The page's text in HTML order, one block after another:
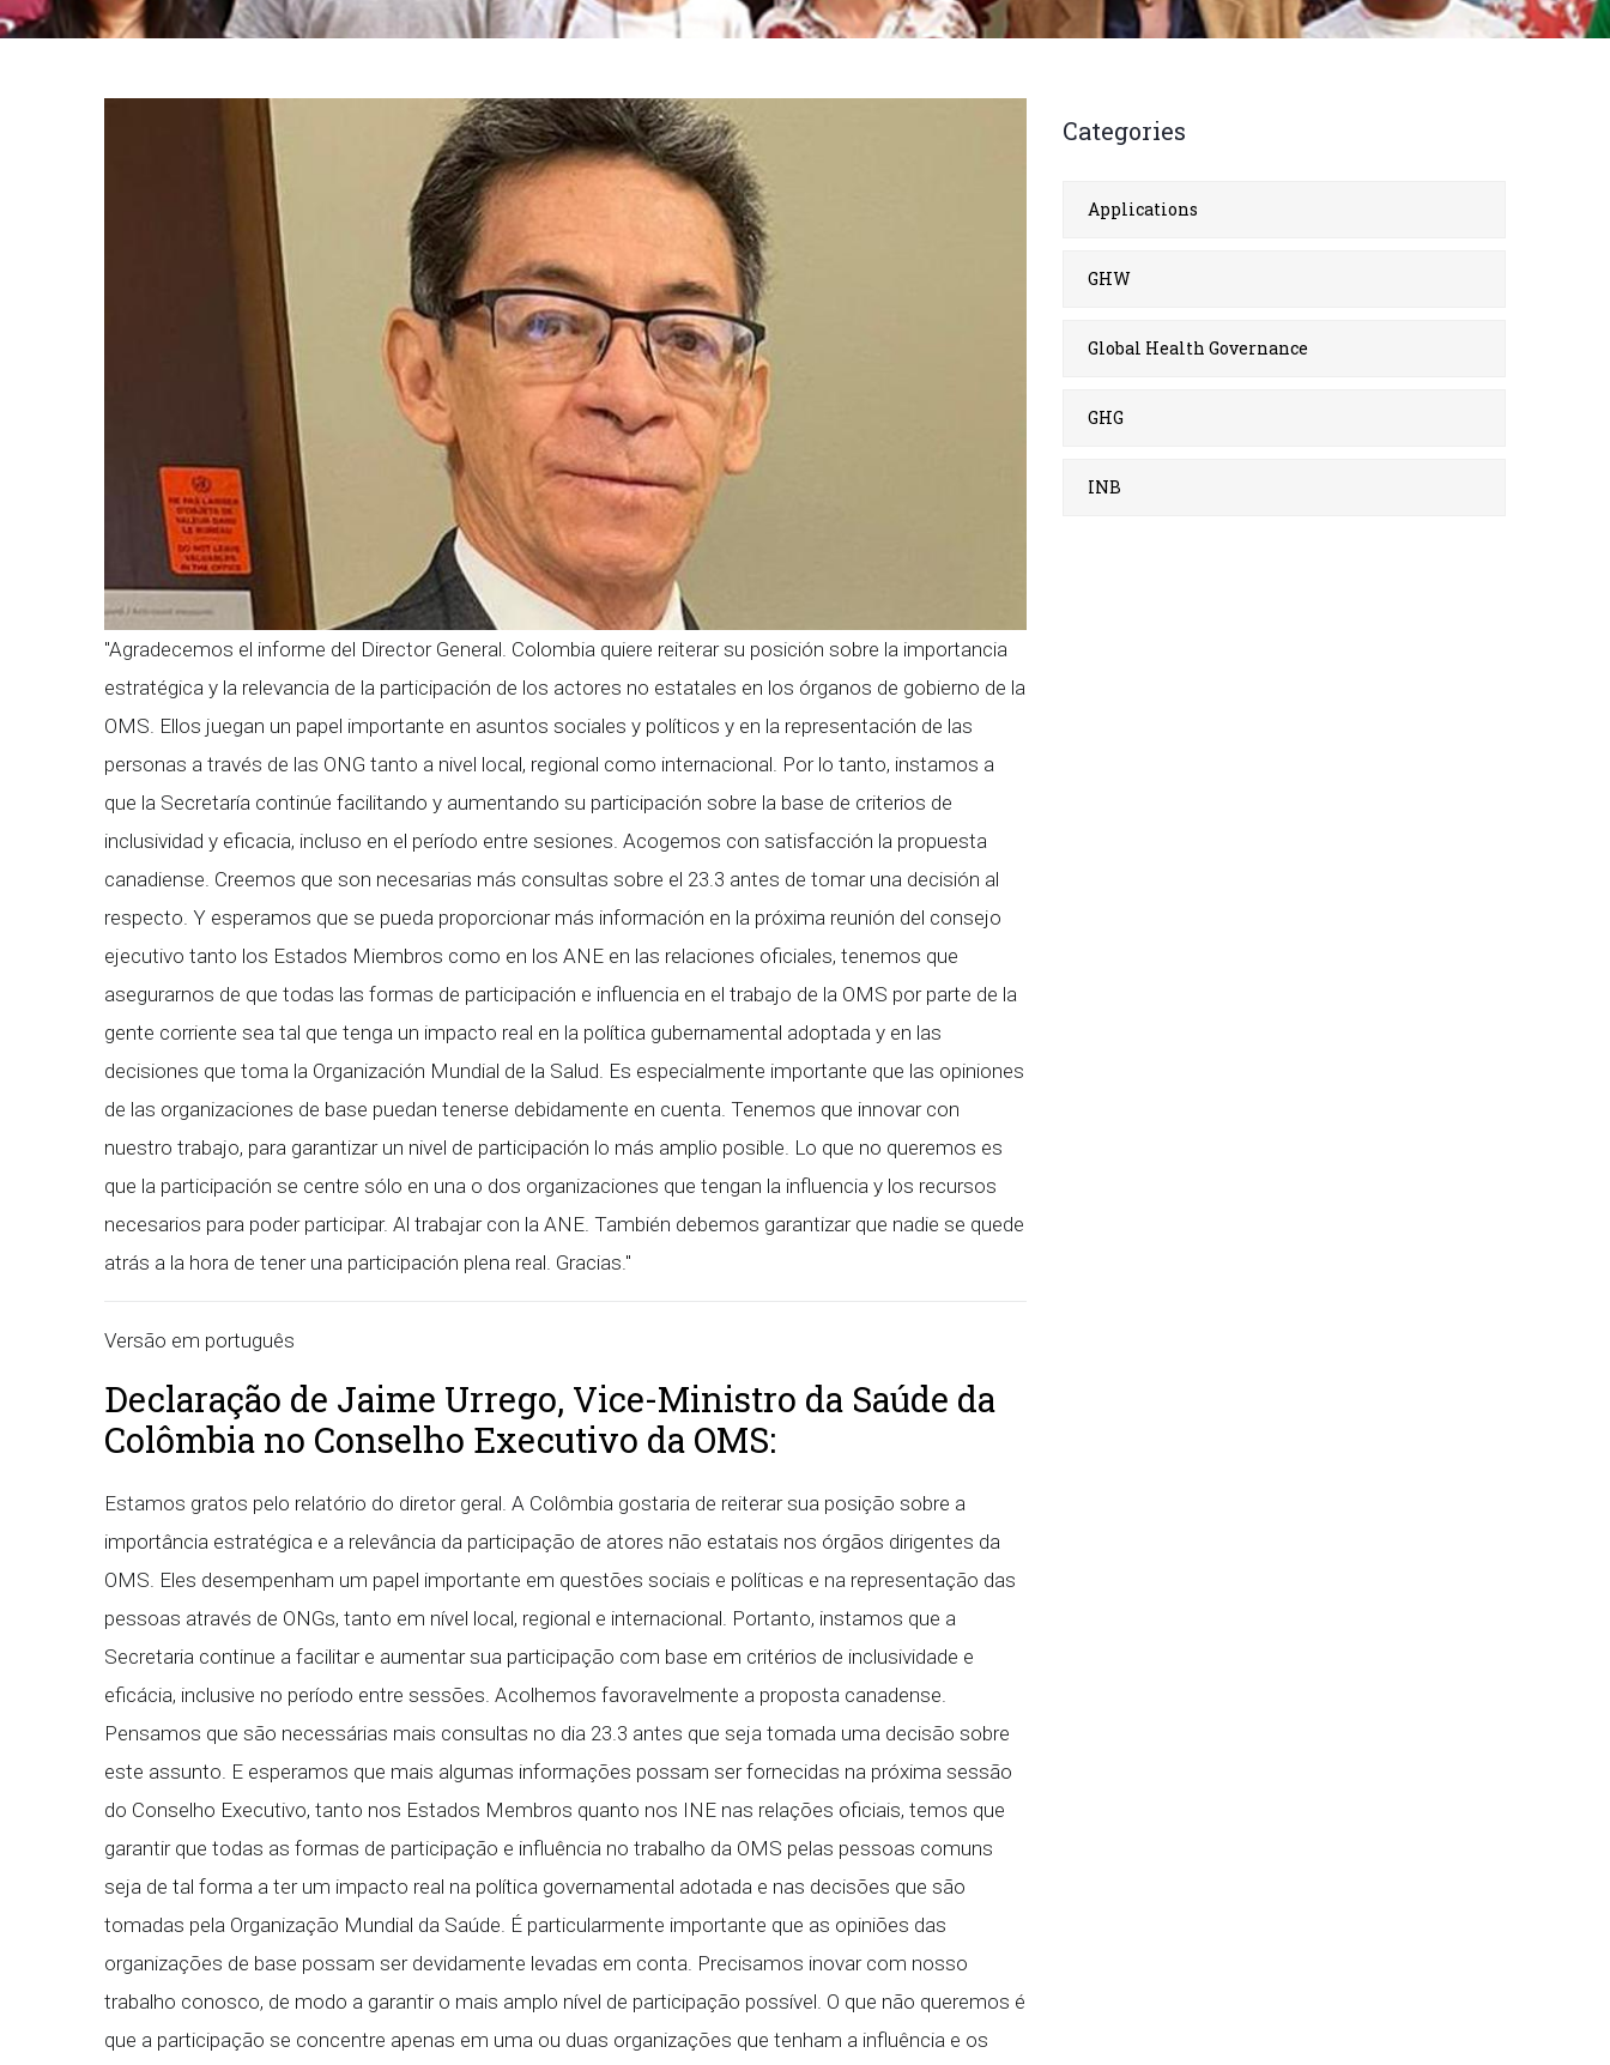
Breadcrumb
"Agradecemos el informe del Director General. Colombia quiere reiterar su posición sobre la importancia
estratégica y la relevancia de la participación de los actores no estatales en los órganos de gobierno de la
OMS. Ellos juegan un papel importante en asuntos sociales y políticos y en la representación de las
personas a través de las ONG tanto a nivel local, regional como internacional. Por lo tanto, instamos a
que la Secretaría continúe facilitando y aumentando su participación sobre la base de criterios de
inclusividad y eficacia, incluso en el período entre sesiones. Acogemos con satisfacción la propuesta
canadiense. Creemos que son necesarias más consultas sobre el 23.3 antes de tomar una decisión al
respecto. Y esperamos que se pueda proporcionar más información en la próxima reunión del consejo
ejecutivo tanto los Estados Miembros como en los ANE en las relaciones oficiales, tenemos que
asegurarnos de que todas las formas de participación e influencia en el trabajo de la OMS por parte de la
gente corriente sea tal que tenga un impacto real en la política gubernamental adoptada y en las
decisiones que toma la Organización Mundial de la Salud. Es especialmente importante que las opiniones
de las organizaciones de base puedan tenerse debidamente en cuenta. Tenemos que innovar con
nuestro trabajo, para garantizar un nivel de participación lo más amplio posible. Lo que no queremos es
que la participación se centre sólo en una o dos organizaciones que tengan la influencia y los recursos
necesarios para poder participar. Al trabajar con la ANE. También debemos garantizar que nadie se quede
atrás a la hora de tener una participación plena real. Gracias."
Versão em português
Declaração de Jaime Urrego, Vice-Ministro da Saúde da
Colômbia no Conselho Executivo da OMS:
Estamos gratos pelo relatório do diretor geral. A Colômbia gostaria de reiterar sua posição sobre a
importância estratégica e a relevância da participação de atores não estatais nos órgãos dirigentes da
OMS. Eles desempenham um papel importante em questões sociais e políticas e na representação das
pessoas através de ONGs, tanto em nível local, regional e internacional. Portanto, instamos que a
Secretaria continue a facilitar e aumentar sua participação com base em critérios de inclusividade e
eficácia, inclusive no período entre sessões. Acolhemos favoravelmente a proposta canadense.
Pensamos que são necessárias mais consultas no dia 23.3 antes que seja tomada uma decisão sobre
este assunto. E esperamos que mais algumas informações possam ser fornecidas na próxima sessão
do Conselho Executivo, tanto nos Estados Membros quanto nos INE nas relações oficiais, temos que
garantir que todas as formas de participação e influência no trabalho da OMS pelas pessoas comuns
seja de tal forma a ter um impacto real na política governamental adotada e nas decisões que são
tomadas pela Organização Mundial da Saúde. É particularmente importante que as opiniões das
organizações de base possam ser devidamente levadas em conta. Precisamos inovar com nosso
trabalho conosco, de modo a garantir o mais amplo nível de participação possível. O que não queremos é
que a participação se concentre apenas em uma ou duas organizações que tenham a influência e os
Categories
Applications
GHW
Global Health Governance
GHG
INB